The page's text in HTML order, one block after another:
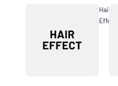
Hair
Effect